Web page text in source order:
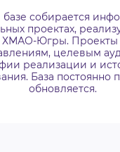
собирается
проектах,
ХМАО-Югры. Проекты
целевым
реализации и
База постоянно
обновляется.